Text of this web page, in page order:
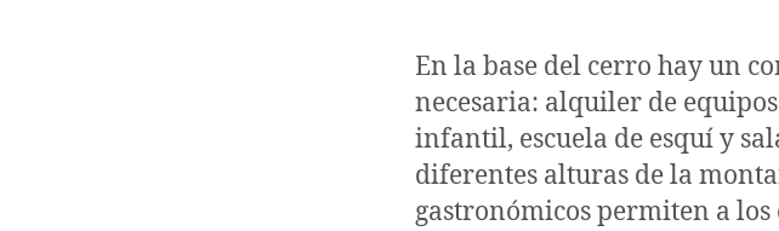
En la base del cerro hay un
necesaria: alquiler de
infantil, escuela de esquí y
diferentes alturas de la
gastronómicos permiten a